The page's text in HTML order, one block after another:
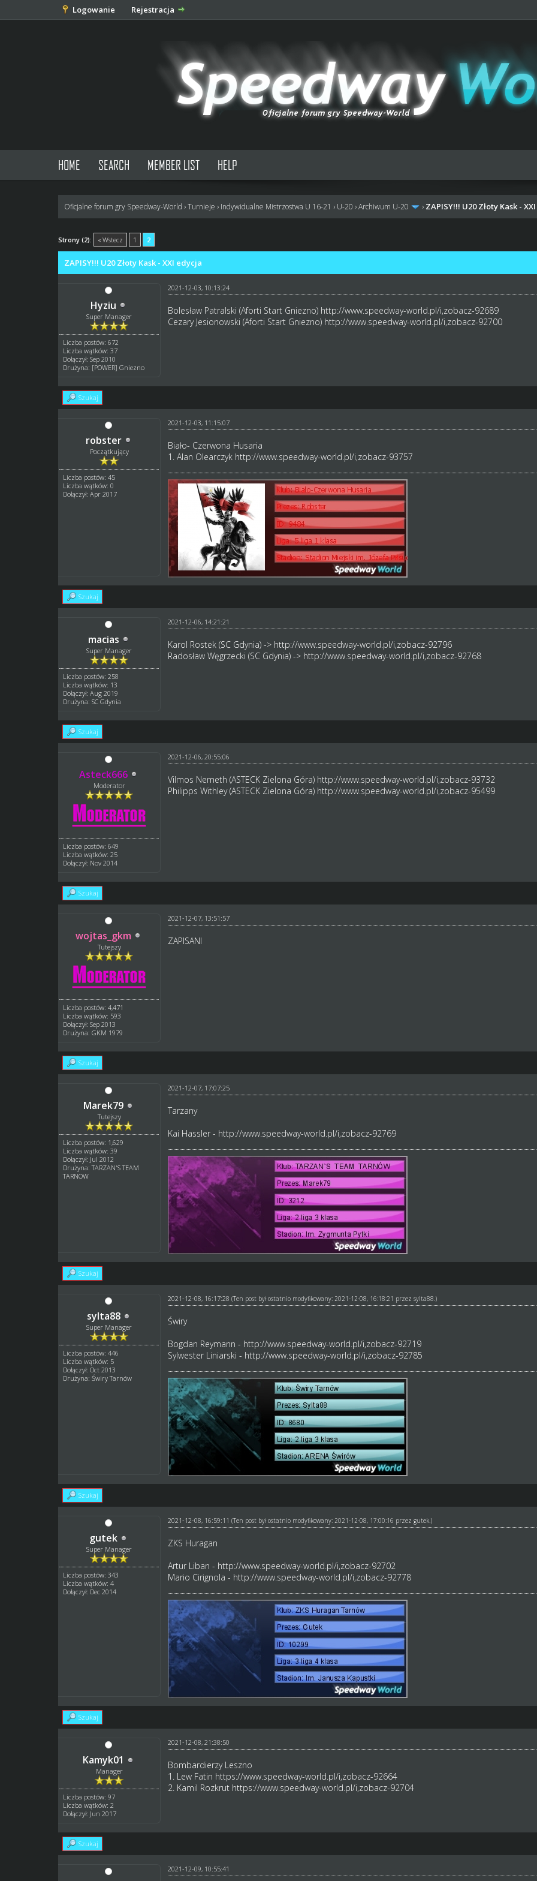
Logowanie Rejestracja
HOME SEARCH MEMBER LIST HELP
Oficjalne forum gry Speedway-World ›Turnieje › Indywidualne Mistrzostwa U 16-21 › U-20 ›Archiwum U-20 › ZAPISY!!! U20 Złoty Kask -
Strony (2): « Wstecz 1 2
głosów - średnia: 0
ZAPISY!!! U20 Złoty Kask - XXI edycja
Hyziu
Super Manager
Liczba postów: 672
Liczba wątków: 37
Dołączył: Sep 2010
Drużyna: [POWER] Gniezno
2021-12-03, 10:13:24
Bolesław Patralski (Aforti Start Gniezno) http://www.speedway-world.pl/i,zobacz-92689
Cezary Jesionowski (Aforti Start Gniezno) http://www.speedway-world.pl/i,zobacz-92700
Szukaj
robster
Początkujący
Liczba postów: 45
Liczba wątków: 0
Dołączył: Apr 2017
2021-12-03, 11:15:07
Biało- Czerwona Husaria
1. Alan Olearczyk http://www.speedway-world.pl/i,zobacz-93757
Szukaj
macias
Super Manager
Liczba postów: 258
Liczba wątków: 13
Dołączył: Aug 2019
Drużyna: SC Gdynia
2021-12-06, 14:21:21
Karol Rostek (SC Gdynia) -> http://www.speedway-world.pl/i,zobacz-92796
Radosław Węgrzecki (SC Gdynia) -> http://www.speedway-world.pl/i,zobacz-92768
Szukaj
Asteck666
Moderator
Liczba postów: 649
Liczba wątków: 25
Dołączył: Nov 2014
2021-12-06, 20:55:06
Vilmos Nemeth (ASTECK Zielona Góra) http://www.speedway-world.pl/i,zobacz-93732
Philipps Withley (ASTECK Zielona Góra) http://www.speedway-world.pl/i,zobacz-95499
Szukaj
wojtas_gkm
Tutejszy
Liczba postów: 4,471
Liczba wątków: 593
Dołączył: Sep 2013
Drużyna: GKM 1979
2021-12-07, 13:51:57
ZAPISANI
Szukaj
Marek79
Tutejszy
Liczba postów: 1,629
Liczba wątków: 39
Dołączył: Jul 2012
Drużyna: TARZAN'S TEAM
TARNOW
2021-12-07, 17:07:25
Tarzany
Kai Hassler - http://www.speedway-world.pl/i,zobacz-92769
Szukaj
sylta88
Super Manager
Liczba postów: 446
Liczba wątków: 5
Dołączył: Oct 2013
Drużyna: Świry Tarnów
2021-12-08, 16:17:28 (Ten post był ostatnio modyfikowany: 2021-12-08, 16:18:21 przez sylta88.)
Świry
Bogdan Reymann - http://www.speedway-world.pl/i,zobacz-92719
Sylwester Liniarski - http://www.speedway-world.pl/i,zobacz-92785
Szukaj
gutek
Super Manager
Liczba postów: 343
Liczba wątków: 4
Dołączył: Dec 2014
2021-12-08, 16:59:11 (Ten post był ostatnio modyfikowany: 2021-12-08, 17:00:16 przez gutek.)
ZKS Huragan
Artur Liban - http://www.speedway-world.pl/i,zobacz-92702
Mario Cirignola - http://www.speedway-world.pl/i,zobacz-92778
Szukaj
Kamyk01
Manager
Liczba postów: 97
Liczba wątków: 2
Dołączył: Jun 2017
2021-12-08, 21:38:50
Bombardierzy Leszno
1. Lew Fatin https://www.speedway-world.pl/i,zobacz-92664
2. Kamil Rozkrut https://www.speedway-world.pl/i,zobacz-92704
Szukaj
2021-12-09, 10:55:41